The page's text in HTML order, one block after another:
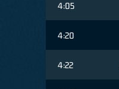
4:05
4:20
4:22